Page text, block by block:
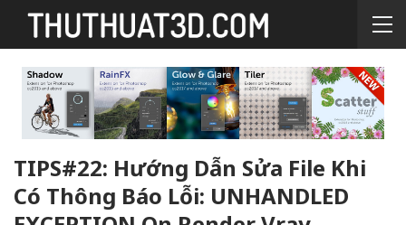
TIPS#22: Hướng Dẫn Sửa File Khi
Có Thông Báo Lỗi: UNHANDLED